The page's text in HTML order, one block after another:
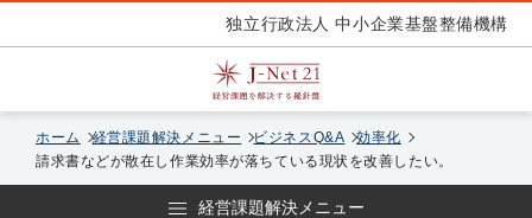
独立行政法人 中小企業基盤整備機構
ホーム 経営課題解決メニュー ビジネスQ&A
効率化
請求書などが散在し作業効率が落ちている現状を改善したい。
経営課題解決メニュー